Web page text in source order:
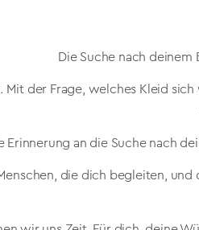
Die Suche nach
Mit der Frage, welches Kleid
Erinnerung an die Suche nach
die dich begleiten,